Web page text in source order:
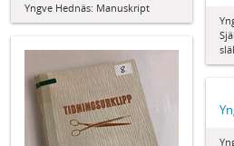
Yngve Hednäs: Manuskript